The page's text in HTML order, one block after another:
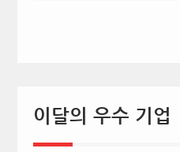
이달의 우수 기업